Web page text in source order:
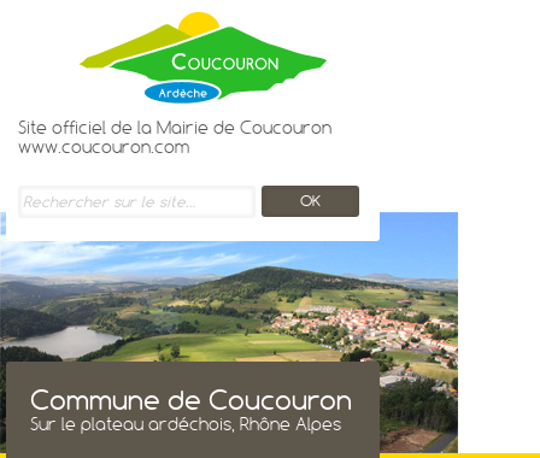
Commune de Coucouron
Sur le plateau ardéchois, Rhône Alpes
Site officiel de la Mairie de Coucouron
www.coucouron.com